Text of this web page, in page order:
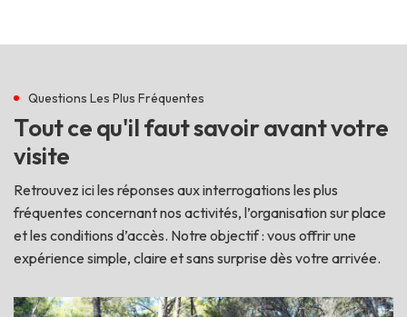
Questions Les Plus Fréquentes
Toutcequ'ilfautsavoiravantvotre
visite
Retrouvez ici les réponses aux interrogations les plus
fréquentes concernant nos activités, l’organisation sur place
et les conditions d’accès. Notre objectif : vous offrir une
expérience simple, claire et sans surprise dès votre arrivée.